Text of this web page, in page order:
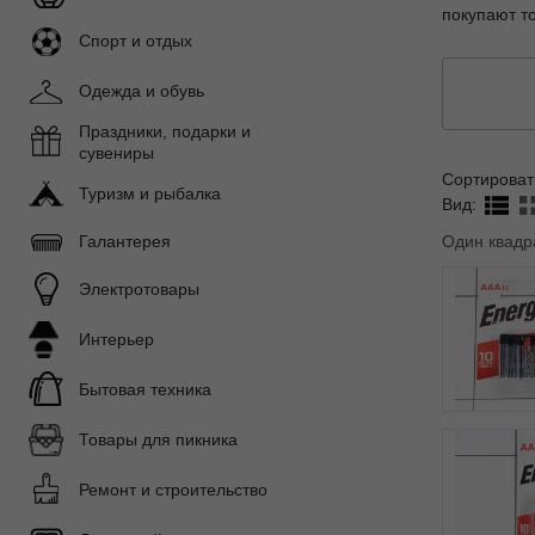
покупают
Вид:
Один
Спорт и отдых
Одежда и обувь
Праздники, подарки и
сувениры
Туризм и рыбалка
Галантерея
Электротовары
Интерьер
Бытовая техника
Товары для пикника
Ремонт и строительство